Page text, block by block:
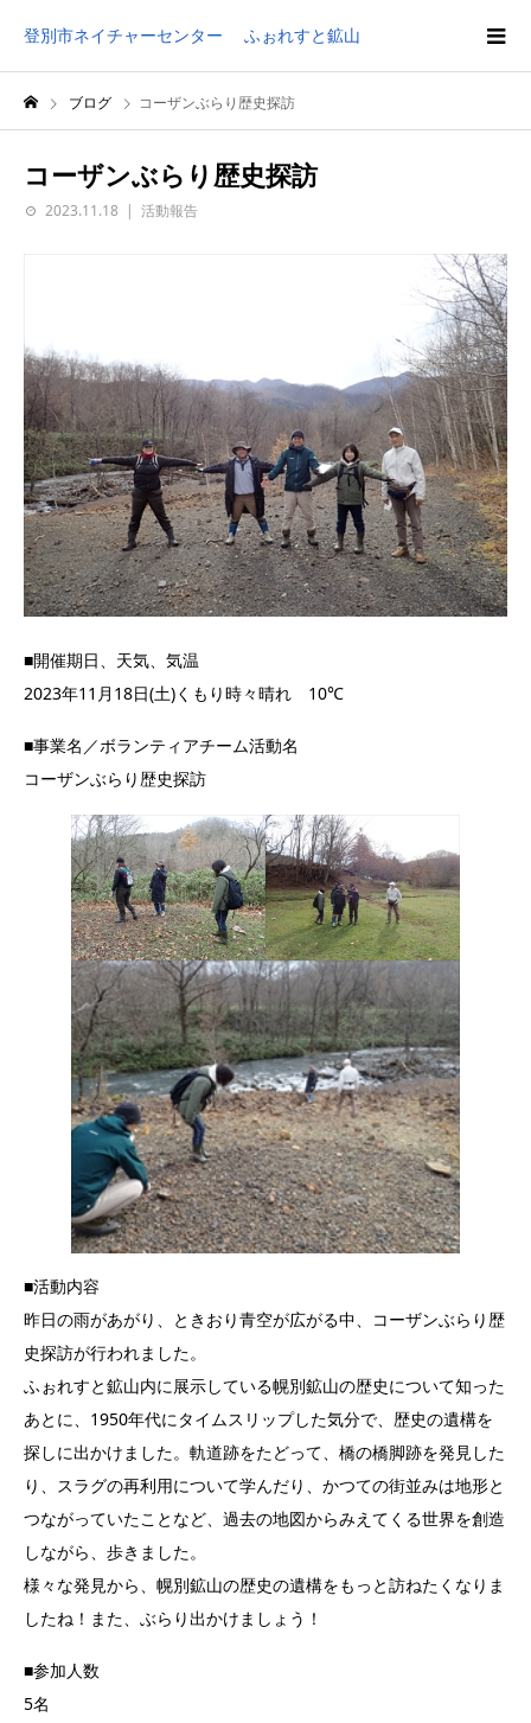
登別市ネイチャーセンター ふぉれすと鉱山
ブログ コーザンぶらり歴史探訪
コーザンぶらり歴史探訪
2023.11.18 活動報告
■開催期日、天気、気温
2023年11月18日(土)くもり時々晴れ 10℃
■事業名／ボランティアチーム活動名
コーザンぶらり歴史探訪
■活動内容
昨日の雨があがり、ときおり青空が広がる中、コーザンぶらり歴
史探訪が行われました。
ふぉれすと鉱山内に展示している幌別鉱山の歴史について知った
あとに、1950年代にタイムスリップした気分で、歴史の遺構を
探しに出かけました。軌道跡をたどって、橋の橋脚跡を発見した
り、スラグの再利用について学んだり、かつての街並みは地形と
つながっていたことなど、過去の地図からみえてくる世界を創造
しながら、歩きました。
様々な発見から、幌別鉱山の歴史の遺構をもっと訪ねたくなりま
したね！また、ぶらり出かけましょう！
■参加人数
5名